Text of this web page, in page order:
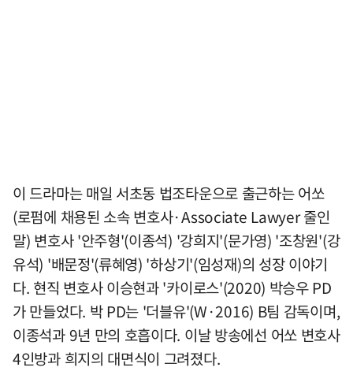
이 드라마는 매일 서초동 법조타운으로 출근하는 어쏘
(로펌에 채용된 소속 변호사·Associate Lawyer 줄인
말) 변호사 '안주형'(이종석) '강희지'(문가영) '조창원'(강
유석) '배문정'(류혜영) '하상기'(임성재)의 성장 이야기
다. 현직 변호사 이승현과 '카이로스'(2020) 박승우 PD
가 만들었다. 박 PD는 '더블유'(W·2016) B팀 감독이며,
이종석과 9년 만의 호흡이다. 이날 방송에선 어쏘 변호사
4인방과 희지의 대면식이 그려졌다.